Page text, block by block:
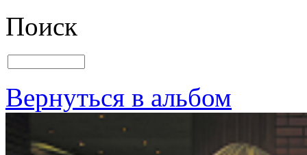
Поиск
Вернуться в альбом